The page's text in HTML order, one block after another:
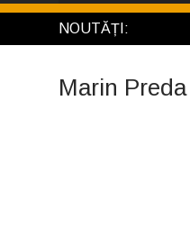
NOUTĂȚI:
Marin